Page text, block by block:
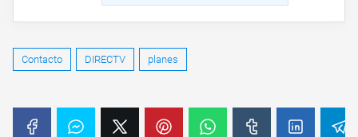
Contacto DIRECTV planes